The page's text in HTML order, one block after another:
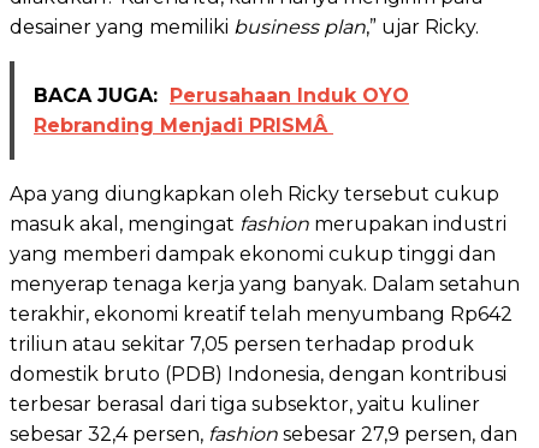
desainer yang memiliki business plan,” ujar Ricky.
BACA JUGA: Perusahaan Induk OYO
Rebranding Menjadi PRISMÂ
Apa yang diungkapkan oleh Ricky tersebut cukup
masuk akal, mengingat fashion merupakan industri
yang memberi dampak ekonomi cukup tinggi dan
menyerap tenaga kerja yang banyak. Dalam setahun
terakhir, ekonomi kreatif telah menyumbang Rp642
triliun atau sekitar 7,05 persen terhadap produk
domestik bruto (PDB) Indonesia, dengan kontribusi
terbesar berasal dari tiga subsektor, yaitu kuliner
sebesar 32,4 persen, fashion sebesar 27,9 persen, dan